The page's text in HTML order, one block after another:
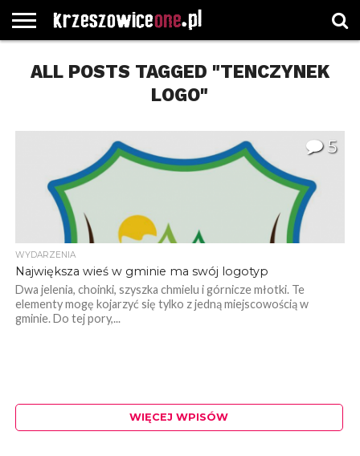
GŁÓWNA
WYBORY
SAMORZĄDOWE
WYBIERZ
KATEGORIE
ROZKŁADY
JAZDY
GREGORCZYK
WATCH
KONTAKT
ALL POSTS TAGGED "TENCZYNEK
LOGO"
5
WYDARZENIA
Największa wieś w gminie ma swój logotyp
Dwa jelenia, choinki, szyszka chmielu i górnicze młotki. Te
elementy mogę kojarzyć się tylko z jedną miejscowością w
gminie. Do tej pory,...
WIĘCEJ WPISÓW